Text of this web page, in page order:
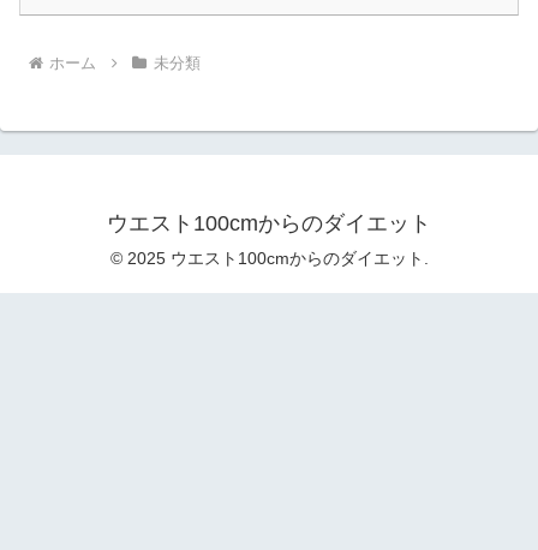
ホーム 未分類
ウエスト100cmからのダイエット
© 2025 ウエスト100cmからのダイエット.